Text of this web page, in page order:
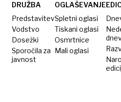
so
danes v
vsakem
avtu
DRUŽBA
Predstavitev
Vodstvo
Dosežki
Sporočila za
javnost
OGLAŠEVANJE
Spletni oglasi
Tiskani oglasi
Osmrtnice
Mali oglasi